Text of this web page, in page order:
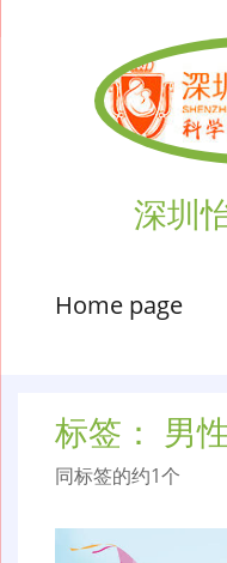
深圳
Home page
标签： 男
同标签的约1个